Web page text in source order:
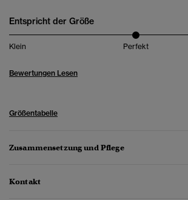
Entspricht der Größe
Klein Perfekt
Bewertungen Lesen
Größentabelle
Zusammensetzung und Pflege
Kontakt